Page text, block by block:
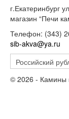
г.Екатеринбург
магазин “Печи
Телефон: (343)
sib-akva@ya.ru
© 2026 - Камины